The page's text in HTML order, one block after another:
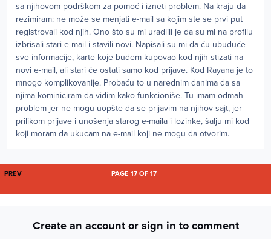
sa njihovom podrškom za pomoć i izneti problem. Na kraju da
rezimiram: ne može se menjati e-mail sa kojim ste se prvi put
registrovali kod njih. Ono što su mi uradlili je da su mi na profilu
izbrisali stari e-mail i stavili novi. Napisali su mi da ću ubuduće
sve informacije, karte koje budem kupovao kod njih stizati na
novi e-mail, ali stari će ostati samo kod prijave. Kod Rayana je to
mnogo komplikovanije. Probaću to u narednim danima da sa
njima kominiciram da vidim kako funkcioniše. Tu imam odmah
problem jer ne mogu uopšte da se prijavim na njihov sajt, jer
prilikom prijave i unošenja starog e-maila i lozinke, šalju mi kod
koji moram da ukucam na e-mail koji ne mogu da otvorim.
FIRST PAGE
PREV PAGE 17 OF 17
Create an account or sign in to comment